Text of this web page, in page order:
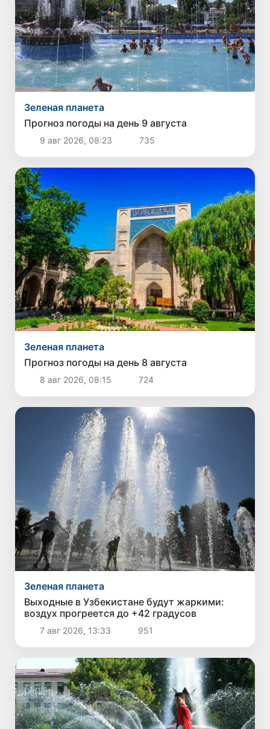
Зеленая планета
Прогноз погоды на день 9 августа
9 авг 2026, 08:23 735
Зеленая планета
Прогноз погоды на день 8 августа
8 авг 2026, 08:15 724
Зеленая планета
Выходные в Узбекистане будут жаркими:
воздух прогреется до +42 градусов
7 авг 2026, 13:33 951